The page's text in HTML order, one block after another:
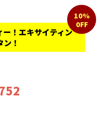
ー！エキサイティン
！
10%
0FF